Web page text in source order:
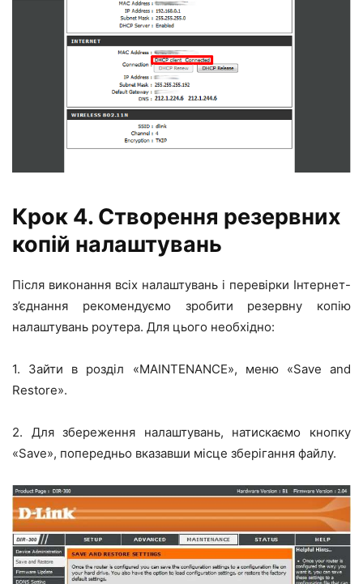
Крок 4. Створення резервних
копій налаштувань
Після виконання всіх налаштувань і перевірки Інтернет-
з’єднання рекомендуємо зробити резервну копію
налаштувань роутера. Для цього необхідно:
1. Зайти в розділ «MAINTENANCE», меню «Save and
Restore».
2. Для збереження налаштувань, натискаємо кнопку
«Save», попередньо вказавши місце зберігання файлу.